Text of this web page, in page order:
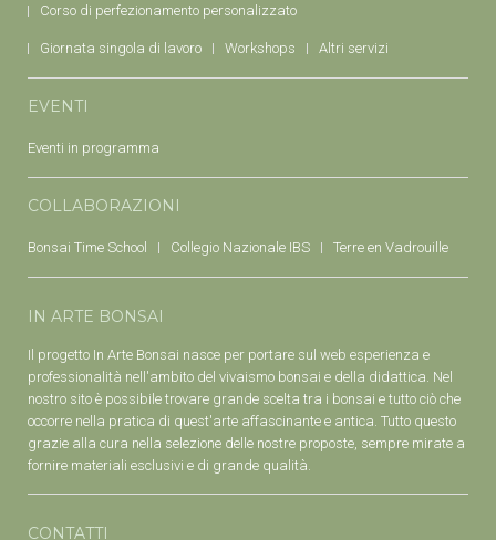
Corso di perfezionamento personalizzato
Giornata singola di lavoro Workshops Altri servizi
EVENTI
Eventi in programma
COLLABORAZIONI
Bonsai Time School Collegio Nazionale IBS Terre en Vadrouille
IN ARTE BONSAI
Il progetto In Arte Bonsai nasce per portare sul web esperienza e
professionalità nell'ambito del vivaismo bonsai e della didattica. Nel
nostro sito è possibile trovare grande scelta tra i bonsai e tutto ciò che
occorre nella pratica di quest'arte affascinante e antica. Tutto questo
grazie alla cura nella selezione delle nostre proposte, sempre mirate a
fornire materiali esclusivi e di grande qualità.
CONTATTI